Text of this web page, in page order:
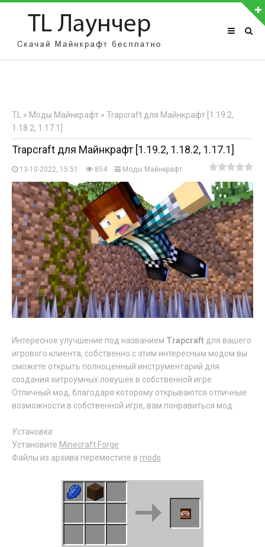
АВТОРИЗАЦИЯ НА САЙТЕ
Регистрация
TL » Моды Майнкрафт » Trapcraft для Майнкрафт [1.19.2,
1.18.2, 1.17.1]
Trapcraft для Майнкрафт [1.19.2, 1.18.2, 1.17.1]
13-10-2022, 15:51 854 Моды Майнкрафт
Интересное улучшение под названием Trapcraft для вашего
игрового клиента, собственно с этим интересным модом вы
сможете открыть полноценный инструментарий для
создания хитроумных ловушек в собственной игре.
Отличный мод, благодаря которому открываются отличные
возможности в собственной игре, вам понравиться мод.
Установка:
Установите Minecraft Forge
Файлы из архива переместите в mods